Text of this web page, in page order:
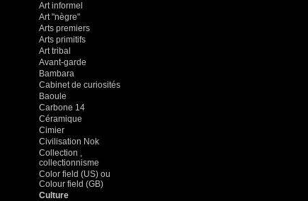
Art informel
Art "nègre"
Arts premiers
Arts primitifs
Art tribal
Avant-garde
Bambara
Cabinet de curiosités
Baoule
Carbone 14
Céramique
Cimier
Civilisation Nok
Collection ,
collectionnisme
Color field (US) ou
Colour field (GB)
Culture